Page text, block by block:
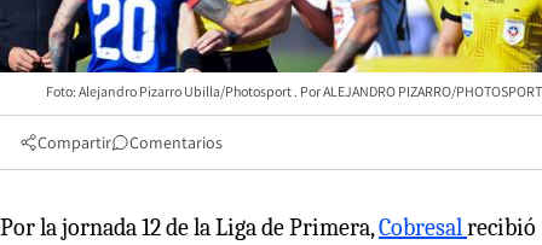
Foto: Alejandro Pizarro Ubilla/Photosport ALEJANDRO PIZARRO/PHOTOSPORT
Compartir Comentarios
Por la jornada 12 de la Liga de Primera,Cobresalrecibió